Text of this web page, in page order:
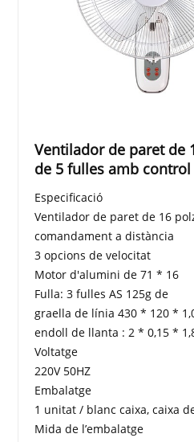
Ventilador de paret de
de 5 fulles amb
Especificació
Ventilador de paret de 16
comandament a distància
3 opcions de velocitat
Motor d'alumini de 71 * 16
Fulla: 3 fulles AS 125g de
graella de línia 430 * 120 *
endoll de llanta : 2 * 0,15 *
Voltatge
220V 50HZ
Embalatge
1 unitat / blanc caixa, caixa
Mida de l’embalatge